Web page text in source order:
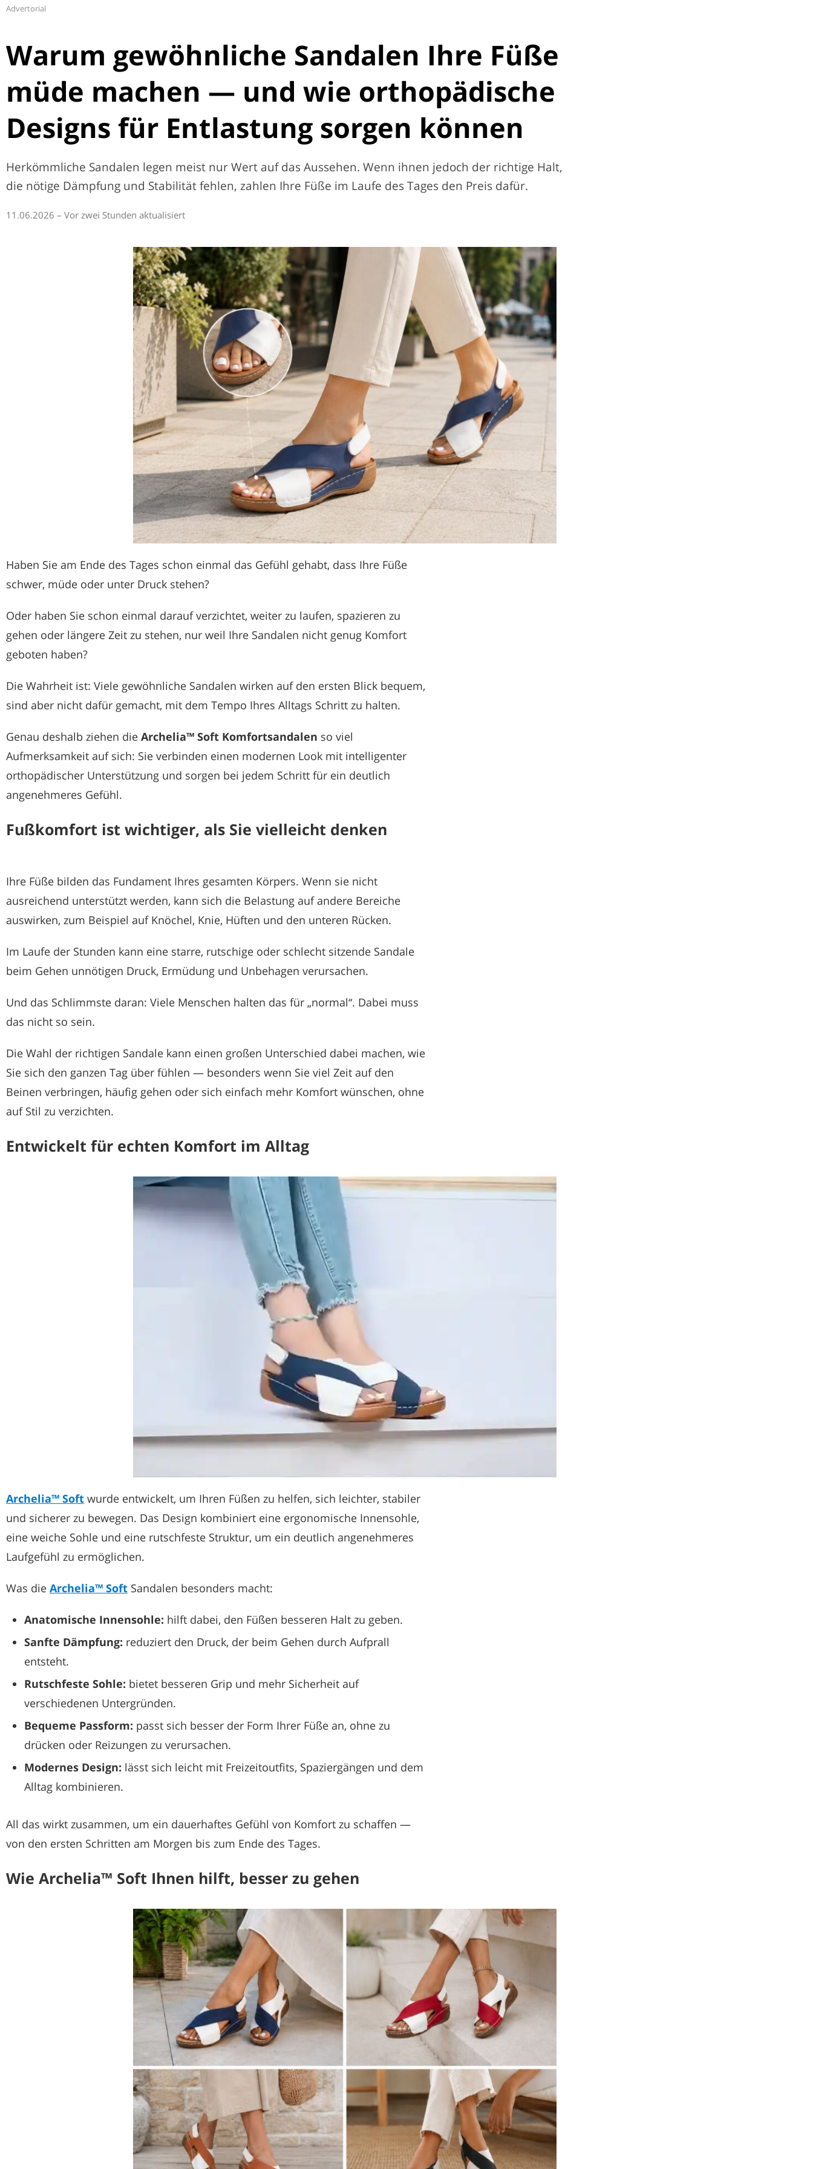
Advertorial
Warum gewöhnliche Sandalen Ihre Füße
müde machen — und wie orthopädische
Designs für Entlastung sorgen können
Herkömmliche Sandalen legen meist nur Wert auf das Aussehen. Wenn ihnen jedoch der richtige Halt,
die nötige Dämpfung und Stabilität fehlen, zahlen Ihre Füße im Laufe des Tages den Preis dafür.
11.06.2026 – Vor zwei Stunden aktualisiert
Haben Sie am Ende des Tages schon einmal das Gefühl gehabt, dass Ihre Füße
schwer, müde oder unter Druck stehen?
Oder haben Sie schon einmal darauf verzichtet, weiter zu laufen, spazieren zu
gehen oder längere Zeit zu stehen, nur weil Ihre Sandalen nicht genug Komfort
geboten haben?
Die Wahrheit ist: Viele gewöhnliche Sandalen wirken auf den ersten Blick bequem,
sind aber nicht dafür gemacht, mit dem Tempo Ihres Alltags Schritt zu halten.
Genau deshalb ziehen die Archelia™ Soft Komfortsandalen so viel
Aufmerksamkeit auf sich: Sie verbinden einen modernen Look mit intelligenter
orthopädischer Unterstützung und sorgen bei jedem Schritt für ein deutlich
angenehmeres Gefühl.
Fußkomfort ist wichtiger, als Sie vielleicht denken
Ihre Füße bilden das Fundament Ihres gesamten Körpers. Wenn sie nicht
ausreichend unterstützt werden, kann sich die Belastung auf andere Bereiche
auswirken, zum Beispiel auf Knöchel, Knie, Hüften und den unteren Rücken.
Im Laufe der Stunden kann eine starre, rutschige oder schlecht sitzende Sandale
beim Gehen unnötigen Druck, Ermüdung und Unbehagen verursachen.
Und das Schlimmste daran: Viele Menschen halten das für „normal“. Dabei muss
das nicht so sein.
Die Wahl der richtigen Sandale kann einen großen Unterschied dabei machen, wie
Sie sich den ganzen Tag über fühlen — besonders wenn Sie viel Zeit auf den
Beinen verbringen, häufig gehen oder sich einfach mehr Komfort wünschen, ohne
auf Stil zu verzichten.
Entwickelt für echten Komfort im Alltag
Archelia™ Soft wurde entwickelt, um Ihren Füßen zu helfen, sich leichter, stabiler
und sicherer zu bewegen. Das Design kombiniert eine ergonomische Innensohle,
eine weiche Sohle und eine rutschfeste Struktur, um ein deutlich angenehmeres
Laufgefühl zu ermöglichen.
Was die Archelia™ Soft Sandalen besonders macht:
Anatomische Innensohle: hilft dabei, den Füßen besseren Halt zu geben.
Sanfte Dämpfung: reduziert den Druck, der beim Gehen durch Aufprall
entsteht.
Rutschfeste Sohle: bietet besseren Grip und mehr Sicherheit auf
verschiedenen Untergründen.
Bequeme Passform: passt sich besser der Form Ihrer Füße an, ohne zu
drücken oder Reizungen zu verursachen.
Modernes Design: lässt sich leicht mit Freizeitoutfits, Spaziergängen und dem
Alltag kombinieren.
All das wirkt zusammen, um ein dauerhaftes Gefühl von Komfort zu schaffen —
von den ersten Schritten am Morgen bis zum Ende des Tages.
Wie Archelia™ Soft Ihnen hilft, besser zu gehen